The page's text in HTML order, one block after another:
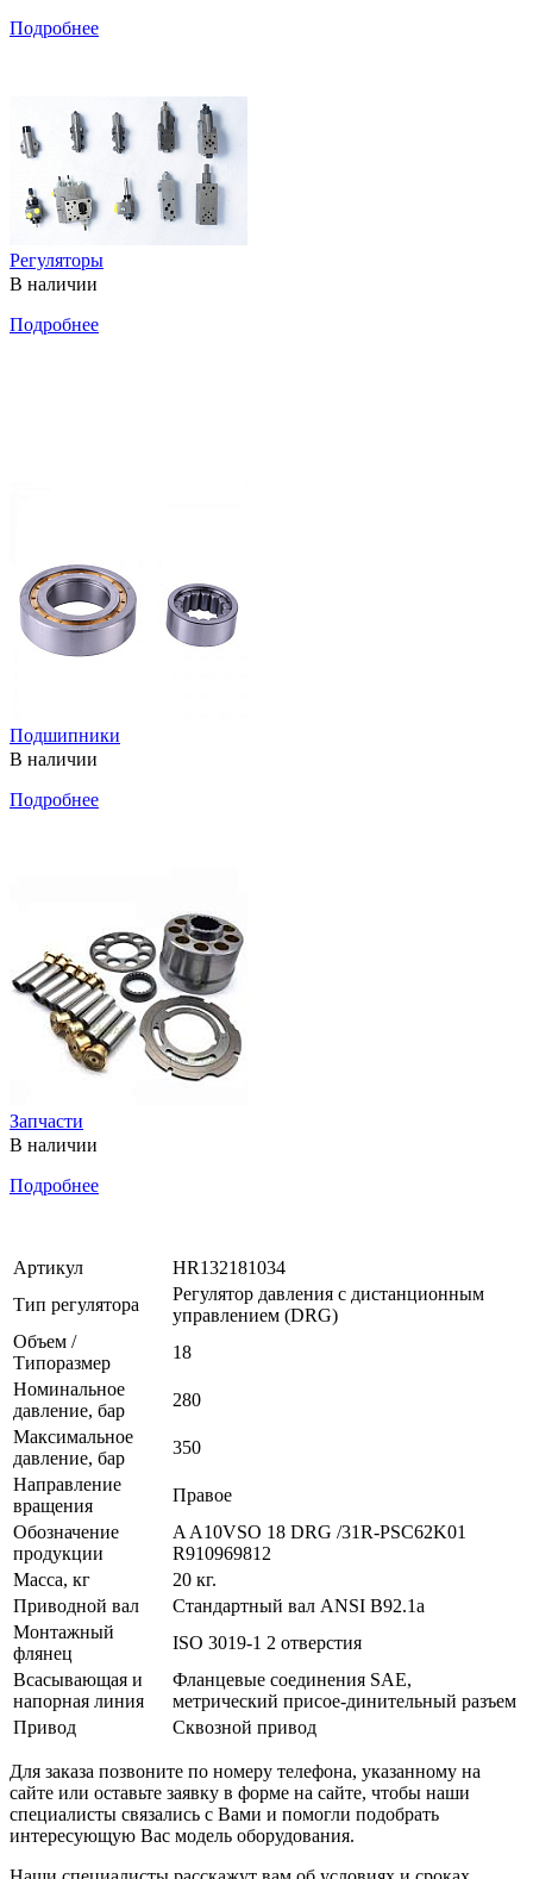
Подробнее
Регуляторы
В наличии
Подробнее
Подшипники
В наличии
Подробнее
Запчасти
В наличии
Подробнее
Артикул
HR132181034
Тип регулятора
Регулятор давления с дистанционным
управлением (DRG)
Объем /
Типоразмер
18
Номинальное
давление, бар
280
Максимальное
давление, бар
350
Направление
вращения
Правое
Обозначение
продукции
A A10VSO 18 DRG /31R-PSC62K01
R910969812
Масса, кг
20 кг.
Приводной вал
Стандартный вал ANSI B92.1a
Монтажный
флянец
ISO 3019-1 2 отверстия
Всасывающая и
напорная линия
Фланцевые соединения SAE,
метрический присое-динительный разъем
Привод
Сквозной привод
Для заказа позвоните по номеру телефона, указанному на
сайте или оставьте заявку в форме на сайте, чтобы наши
специалисты связались с Вами и помогли подобрать
интересующую Вас модель оборудования.